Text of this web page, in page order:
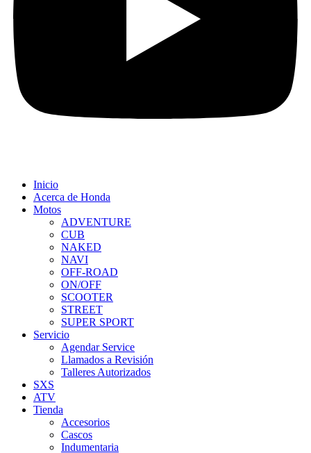
Inicio
Acerca de Honda
Motos
ADVENTURE
CUB
NAKED
NAVI
OFF-ROAD
ON/OFF
SCOOTER
STREET
SUPER SPORT
Servicio
Agendar Service
Llamados a Revisión
Talleres Autorizados
SXS
ATV
Tienda
Accesorios
Cascos
Indumentaria